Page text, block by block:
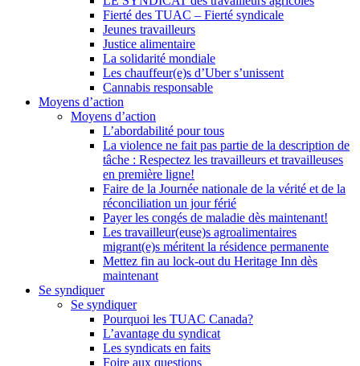
Fierté des TUAC – Fierté syndicale
Jeunes travailleurs
Justice alimentaire
La solidarité mondiale
Les chauffeur(e)s d’Uber s’unissent
Cannabis responsable
Moyens d’action
Moyens d’action
L’abordabilité pour tous
La violence ne fait pas partie de la description de
tâche : Respectez les travailleurs et travailleuses
en première ligne!
Faire de la Journée nationale de la vérité et de la
réconciliation un jour férié
Payer les congés de maladie dès maintenant!
Les travailleur(euse)s agroalimentaires
migrant(e)s méritent la résidence permanente
Mettez fin au lock-out du Heritage Inn dès
maintenant
Se syndiquer
Se syndiquer
Pourquoi les TUAC Canada?
L’avantage du syndicat
Les syndicats en faits
Foire aux questions